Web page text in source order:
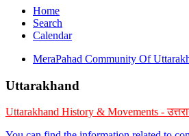
Home
Search
Calendar
MeraPahad Community Of
Uttarakhand
Uttarakhand History & Movements -